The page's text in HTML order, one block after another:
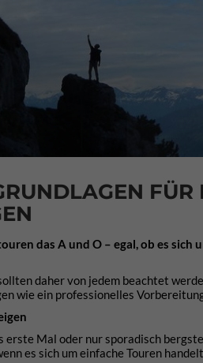
das A und O – egal, ob es
daher von jedem beachtet
wie ein professionelles
erste Mal oder nur sporadisch
es sich um einfache Touren